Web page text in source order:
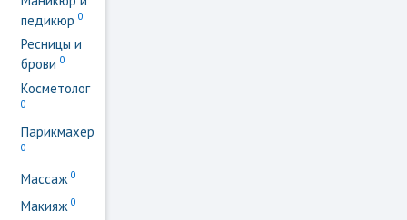
педикюр0
Ресницы и
брови0
Косметолог
0
Парикмахер
0
Массаж0
Макияж0